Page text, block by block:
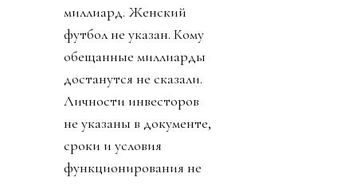
миллиард. Женский
футбол не указан. Кому
обещанные миллиарды
достанутся не сказали.
Личности инвесторов
не указаны в документе,
сроки и условия
функционирования не